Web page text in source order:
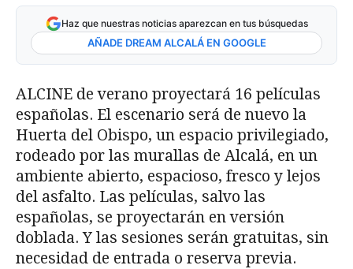
Haz que nuestras noticias aparezcan en tus búsquedas
AÑADE DREAM ALCALÁ EN GOOGLE
ALCINE de verano proyectará 16 películas
españolas. El escenario será de nuevo la
Huerta del Obispo, un espacio privilegiado,
rodeado por las murallas de Alcalá, en un
ambiente abierto, espacioso, fresco y lejos
del asfalto. Las películas, salvo las
españolas, se proyectarán en versión
doblada. Y las sesiones serán gratuitas, sin
necesidad de entrada o reserva previa.